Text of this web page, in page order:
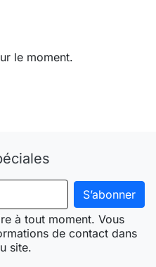
le moment.
à tout moment. Vous
de contact dans
site.